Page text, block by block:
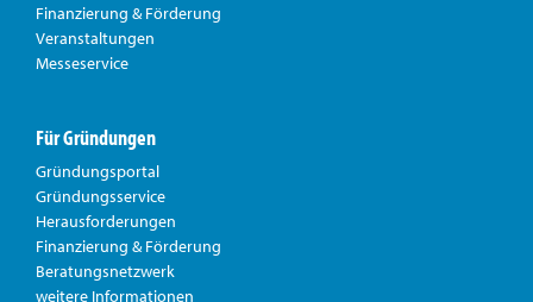
Finanzierung & Förderung
Veranstaltungen
Messeservice
Für Gründungen
Gründungsportal
Gründungsservice
Herausforderungen
Finanzierung & Förderung
Beratungsnetzwerk
weitere Informationen